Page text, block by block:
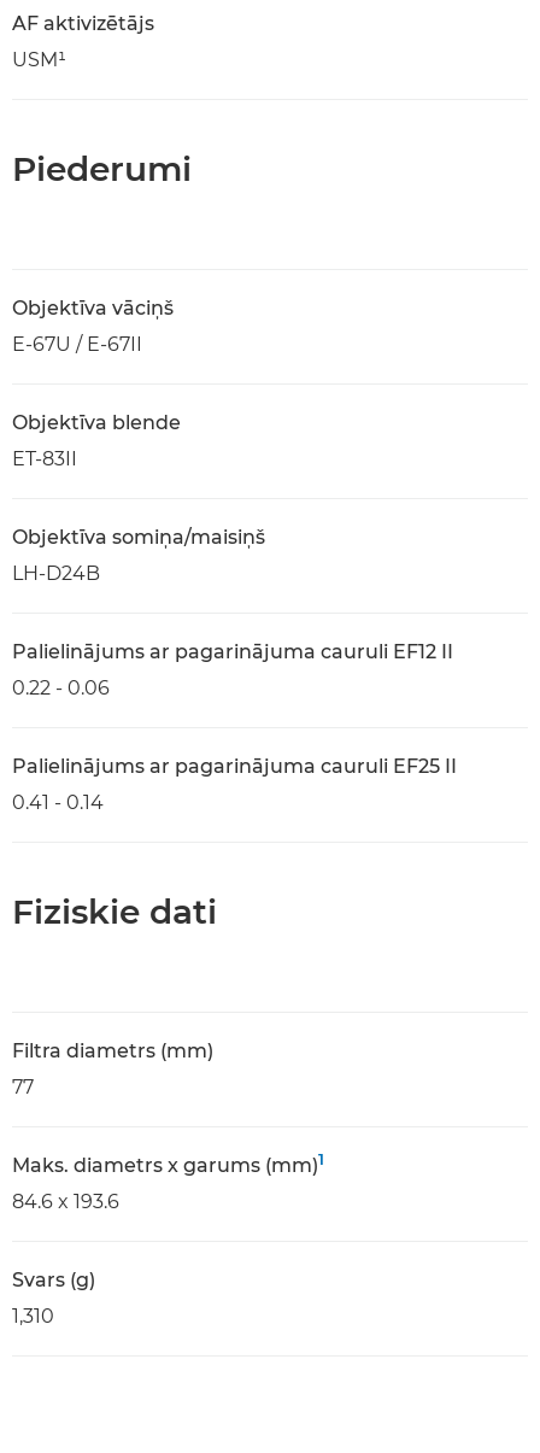
AF aktivizētājs
USM¹
Piederumi
Objektīva vāciņš
E-67U / E-67II
Objektīva blende
ET-83II
Objektīva somiņa/maisiņš
LH-D24B
Palielinājums ar pagarinājuma cauruli EF12 II
0.22 - 0.06
Palielinājums ar pagarinājuma cauruli EF25 II
0.41 - 0.14
Fiziskie dati
Filtra diametrs (mm)
77
Maks. diametrs x garums (mm)1
84.6 x 193.6
Svars (g)
1,310